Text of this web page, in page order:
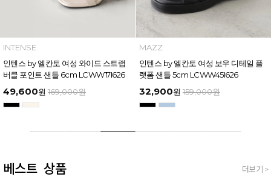
INTENSE
인텐스 by 엘칸토 여성 와이드 스트랩
버클 포인트 샌들 6cm LCWW17I626
49,600원 169,000원
MAZZ
인텐스 by 엘칸토 여성 보우 디테일 플
랫폼 샌들 5cm LCWW45I626
32,900원 159,000원
베스트 상품 더보기 >